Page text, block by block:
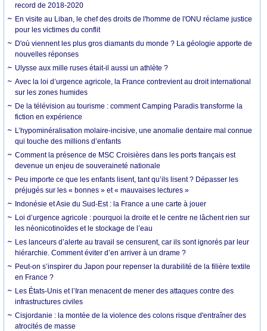
record de 2018-2020
En visite au Liban, le chef des droits de l'homme de l'ONU réclame justice
pour les victimes du conflit
D'où viennent les plus gros diamants du monde ? La géologie apporte de
nouvelles réponses
Ulysse aux mille ruses était-il aussi un athlète ?
Avec la loi d’urgence agricole, la France contrevient au droit international
sur les zones humides
De la télévision au tourisme : comment Camping Paradis transforme la
fiction en expérience
L’hypominéralisation molaire-incisive, une anomalie dentaire mal connue
qui touche des millions d’enfants
Comment la présence de MSC Croisières dans les ports français est
devenue un enjeu de souveraineté nationale
Peu importe ce que les enfants lisent, tant qu’ils lisent ? Dépasser les
préjugés sur les « bonnes » et « mauvaises lectures »
Indonésie et Asie du Sud-Est : la France a une carte à jouer
Loi d’urgence agricole : pourquoi la droite et le centre ne lâchent rien sur
les néonicotinoïdes et le stockage de l’eau
Les lanceurs d’alerte au travail se censurent, car ils sont ignorés par leur
hiérarchie. Comment éviter d’en arriver à un drame ?
Peut-on s’inspirer du Japon pour repenser la durabilité de la filière textile
en France ?
Les États-Unis et l’Iran menacent de mener des attaques contre des
infrastructures civiles
Cisjordanie : la montée de la violence des colons risque d'entraîner des
atrocités de masse